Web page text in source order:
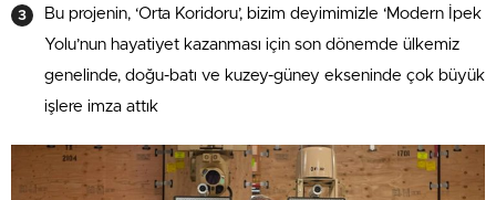
Bu projenin, ‘Orta Koridoru’, bizim deyimimizle ‘Modern İpek
Yolu’nun hayatiyet kazanması için son dönemde ülkemiz
genelinde, doğu-batı ve kuzey-güney ekseninde çok büyük
işlere imza attık